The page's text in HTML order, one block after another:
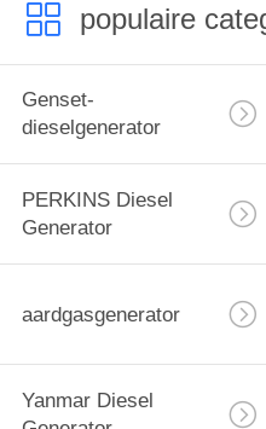
populaire
Genset-
dieselgenerator
PERKINS Diesel
Generator
aardgasgenerator
Yanmar Diesel